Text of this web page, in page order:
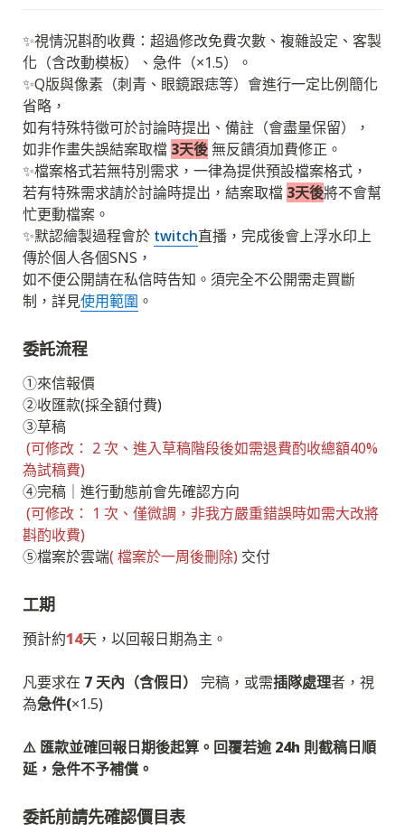
✨視情況斟酌收費：超過修改免費次數、複雜設定、客製
化（含改動模板）、急件（×1.5）。
✨Q版與像素（刺青、眼鏡跟痣等）會進行一定比例簡化
省略，
如有特殊特徵可於討論時提出、備註（會盡量保留），
如非作畫失誤結案取檔 3天後 無反饋須加費修正。
✨檔案格式若無特別需求，一律為提供預設檔案格式，
若有特殊需求請於討論時提出，結案取檔 3天後將不會幫
忙更動檔案。
✨默認繪製過程會於 twitch直播，完成後會上浮水印上
傳於個人各個SNS，
如不便公開請在私信時告知。須完全不公開需走買斷
制，詳見使用範圍
委託流程
➂草稿
(可修改： 2 次、進入草稿階段後如需退費酌收總額40%
為試稿費)
➃完稿｜進行動態前會先確認方向
(可修改： 1 次、僅微調，非我方嚴重錯誤時如需大改將
斟酌收費)
➄檔案於雲端( 檔案於一周後刪除) 交付
工期
預計約14天，以回報日期為主。
凡要求在 7 天內（含假日） 完稿，或需插隊處理者，視
為急件(×1.5)
⚠️ 匯款並確回報日期後起算。回覆若逾 24h 則截稿日順
延，急件不予補償。